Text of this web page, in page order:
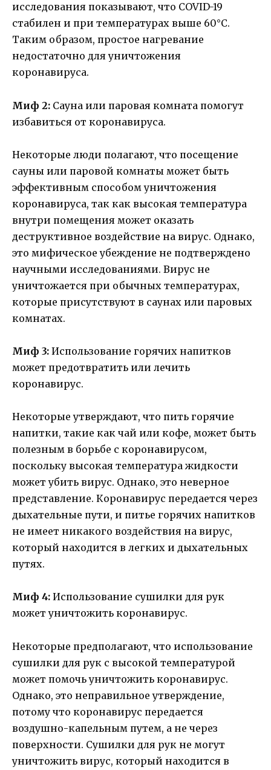
исследования показывают, что COVID-19
стабилен и при температурах выше 60°C.
Таким образом, простое нагревание
недостаточно для уничтожения
коронавируса.
Миф 2: Сауна или паровая комната помогут
избавиться от коронавируса.
Некоторые люди полагают, что посещение
сауны или паровой комнаты может быть
эффективным способом уничтожения
коронавируса, так как высокая температура
внутри помещения может оказать
деструктивное воздействие на вирус. Однако,
это мифическое убеждение не подтверждено
научными исследованиями. Вирус не
уничтожается при обычных температурах,
которые присутствуют в саунах или паровых
комнатах.
Миф 3: Использование горячих напитков
может предотвратить или лечить
коронавирус.
Некоторые утверждают, что пить горячие
напитки, такие как чай или кофе, может быть
полезным в борьбе с коронавирусом,
поскольку высокая температура жидкости
может убить вирус. Однако, это неверное
представление. Коронавирус передается через
дыхательные пути, и питье горячих напитков
не имеет никакого воздействия на вирус,
который находится в легких и дыхательных
путях.
Миф 4: Использование сушилки для рук
может уничтожить коронавирус.
Некоторые предполагают, что использование
сушилки для рук с высокой температурой
может помочь уничтожить коронавирус.
Однако, это неправильное утверждение,
потому что коронавирус передается
воздушно-капельным путем, а не через
поверхности. Сушилки для рук не могут
уничтожить вирус, который находится в